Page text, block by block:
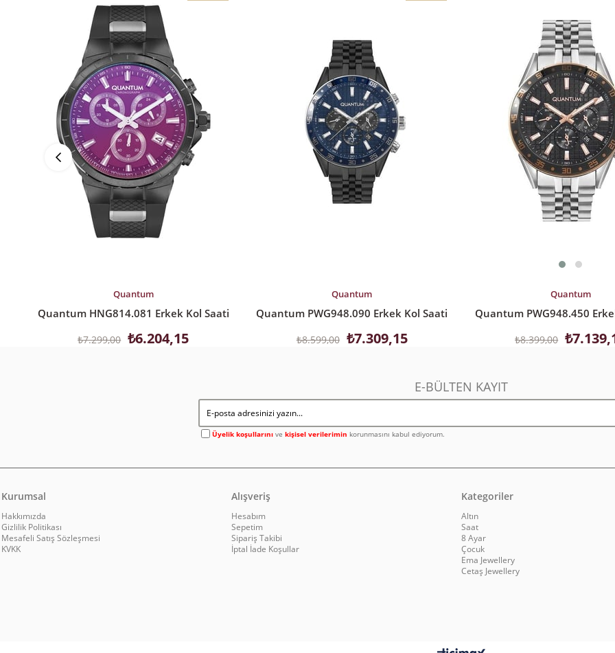
Quantum
Quantum HNG814.081 Erkek Kol Saati
₺6.204,15
₺7.299,00
Quantum
Quantum PWG948.090 Erkek Kol Saati
₺7.309,15
₺8.599,00
Quantum
Quantum PWG948.450
₺8.399,00
E-BÜLTEN KAYIT
Üyelik koşullarınıve kişisel verilerimin korunmasını kabul ediyorum.
Kurumsal
Hakkımızda
Gizlilik Politikası
Mesafeli Satış Sözleşmesi
KVKK
Alışveriş
Hesabım
Sepetim
Sipariş Takibi
İptal İade Koşullar
Kategoriler
Altın
Saat
8 Ayar
Çocuk
Ema Jewellery
Cetaş Jewellery